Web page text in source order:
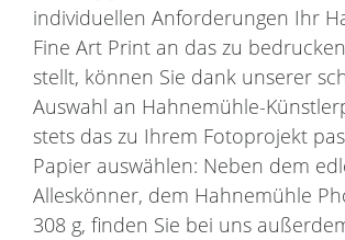
individuellen Anforderungen Ihr
Fine Art Print an das zu
stellt, können Sie dank unserer
Auswahl an Hahnemühle-
stets das zu Ihrem Fotoprojekt
Papier auswählen: Neben dem
Alleskönner, dem Hahnemühle
308 g, finden Sie bei uns